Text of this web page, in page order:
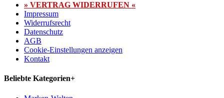
» VERTRAG WIDERRUFEN «
Impressum
Widerrufsrecht
Datenschutz
AGB
Cookie-Einstellungen anzeigen
Kontakt
Beliebte Kategorien+